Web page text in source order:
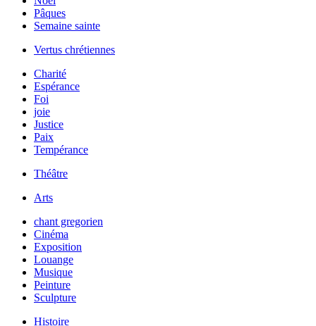
Pâques
Semaine sainte
Vertus chrétiennes
Charité
Espérance
Foi
joie
Justice
Paix
Tempérance
Théâtre
Arts
chant gregorien
Cinéma
Exposition
Louange
Musique
Peinture
Sculpture
Histoire